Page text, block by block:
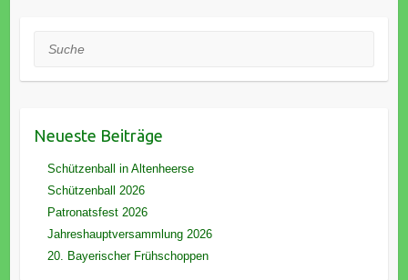
Suche
Neueste Beiträge
Schützenball in Altenheerse
Schützenball 2026
Patronatsfest 2026
Jahreshauptversammlung 2026
20. Bayerischer Frühschoppen